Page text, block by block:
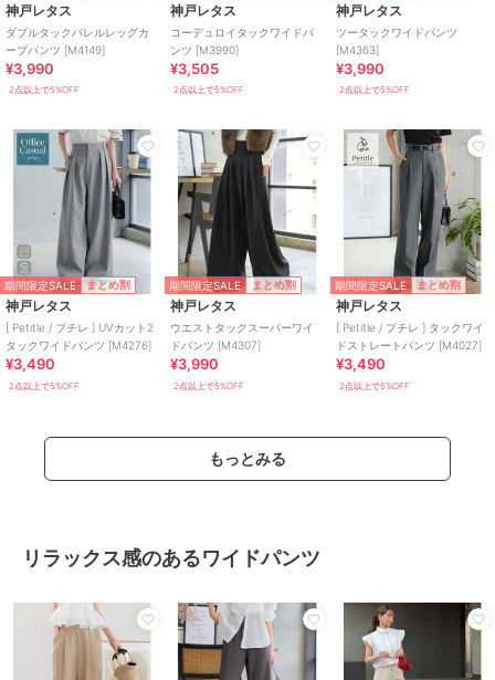
神戸レタス
ダブルタックバレルレッグカ
ーブパンツ [M4149]
¥3,990
2点以上で5%OFF
神戸レタス
コーデュロイタックワイドパ
ンツ [M3990]
¥3,505
2点以上で5%OFF
神戸レタス
ツータックワイドパンツ
[M4363]
¥3,990
2点以上で5%OFF
期間限定SALE まとめ割
神戸レタス
[ Petitle / プチレ ] UVカット2
タックワイドパンツ [M4276]
¥3,490
2点以上で5%OFF
期間限定SALE まとめ割
神戸レタス
ウエストタックスーパーワイ
ドパンツ [M4307]
¥3,990
2点以上で5%OFF
期間限定SALE まとめ割
神戸レタス
[ Petitle / プチレ ] タックワイ
ドストレートパンツ [M4027]
¥3,490
2点以上で5%OFF
もっとみる
リラックス感のあるワイドパンツ